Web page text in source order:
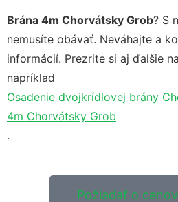
Brána 4m Chorvátsky Grob? S
nemusíte obávať. Neváhajte a
informácií. Prezrite si aj ďalšie
napríklad
Osadenie dvojkrídlovej brány
4m Chorvátsky Grob
.
Požiadať o